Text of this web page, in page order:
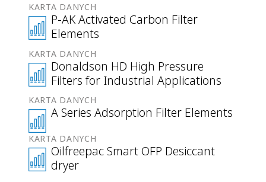
KARTA DANYCH
P-AK Activated Carbon Filter
Elements
KARTA DANYCH
Donaldson HD High Pressure
Filters for Industrial Applications
KARTA DANYCH
A Series Adsorption Filter Elements
KARTA DANYCH
Oilfreepac Smart OFP Desiccant
dryer